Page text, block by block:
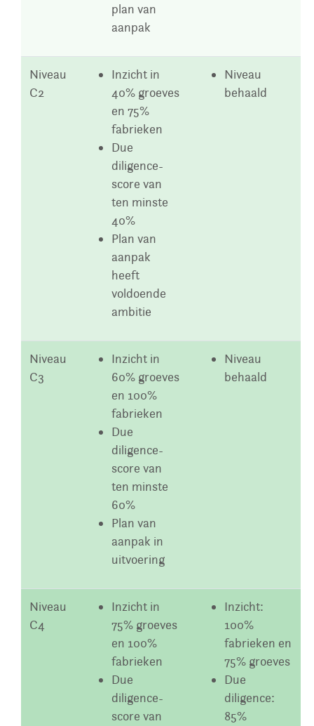
plan van
aanpak
Niveau
C2
Inzicht in
40% groeves
en 75%
fabrieken
Due
diligence-
score van
ten minste
40%
Plan van
aanpak
heeft
voldoende
ambitie
Niveau
behaald
Niveau
C3
Inzicht in
60% groeves
en 100%
fabrieken
Due
diligence-
score van
ten minste
60%
Plan van
aanpak in
uitvoering
Niveau
behaald
Niveau
C4
Inzicht in
75% groeves
en 100%
fabrieken
Due
diligence-
score van
Inzicht:
100%
fabrieken en
75% groeves
Due
diligence:
85%